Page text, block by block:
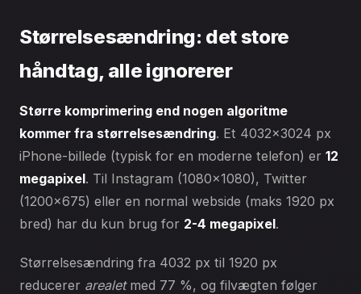
Størrelsesændring: det store
håndtag, alle ignorerer
Større komprimering end nogen algoritme
kommer fra størrelsesændring. Et 4032×3024 px
iPhone-billede (typisk for en moderne telefon) er 12
megapixel. Til Instagram (1080×1080), Twitter
(1200×675) eller en normal webside (maks 1920 px
bred) har du kun brug for 2-4 megapixel.
Størrelsesændring fra 4032 px til 1920 px
reducerer arealetmed 77 %, og filvægten følger